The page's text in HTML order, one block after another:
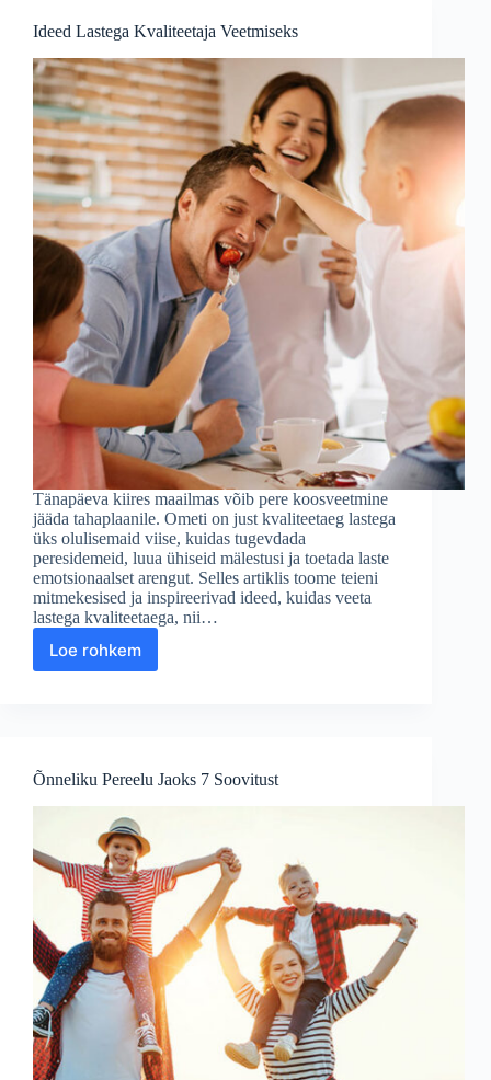
tugevdamiseks?
Ideed Lastega Kvaliteetaja Veetmiseks
Tänapäeva kiires maailmas võib pere koosveetmine
jääda tahaplaanile. Ometi on just kvaliteetaeg lastega
üks olulisemaid viise, kuidas tugevdada
peresidemeid, luua ühiseid mälestusi ja toetada laste
emotsionaalset arengut. Selles artiklis toome teieni
mitmekesised ja inspireerivad ideed, kuidas veeta
lastega kvaliteetaega, nii…
Loe rohkem
Ideed
Õnneliku Pereelu Jaoks 7 Soovitust